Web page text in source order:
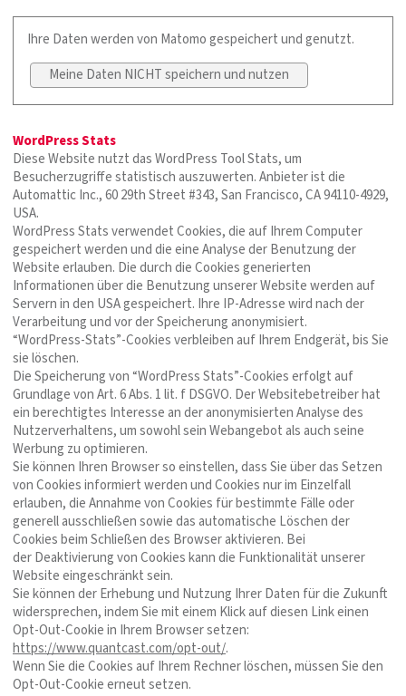
Ihre Daten werden von Matomo gespeichert und genutzt.
Meine Daten NICHT speichern und nutzen
WordPress Stats
Diese Website nutzt das WordPress Tool Stats, um
Besucherzugriffe statistisch auszuwerten. Anbieter ist die
Automattic Inc., 60 29th Street #343, San Francisco, CA 94110-4929,
USA.
WordPress Stats verwendet Cookies, die auf Ihrem Computer
gespeichert werden und die eine Analyse der Benutzung der
Website erlauben. Die durch die Cookies generierten
Informationen über die Benutzung unserer Website werden auf
Servern in den USA gespeichert. Ihre IP-Adresse wird nach der
Verarbeitung und vor der Speicherung anonymisiert.
“WordPress-Stats”-Cookies verbleiben auf Ihrem Endgerät, bis Sie
sie löschen.
Die Speicherung von “WordPress Stats”-Cookies erfolgt auf
Grundlage von Art. 6 Abs. 1 lit. f DSGVO. Der Websitebetreiber hat
ein berechtigtes Interesse an der anonymisierten Analyse des
Nutzerverhaltens, um sowohl sein Webangebot als auch seine
Werbung zu optimieren.
Sie können Ihren Browser so einstellen, dass Sie über das Setzen
von Cookies informiert werden und Cookies nur im Einzelfall
erlauben, die Annahme von Cookies für bestimmte Fälle oder
generell ausschließen sowie das automatische Löschen der
Cookies beim Schließen des Browser aktivieren. Bei
der Deaktivierung von Cookies kann die Funktionalität unserer
Website eingeschränkt sein.
Sie können der Erhebung und Nutzung Ihrer Daten für die Zukunft
widersprechen, indem Sie mit einem Klick auf diesen Link einen
Opt-Out-Cookie in Ihrem Browser setzen:
https://www.quantcast.com/opt-out/.
Wenn Sie die Cookies auf Ihrem Rechner löschen, müssen Sie den
Opt-Out-Cookie erneut setzen.